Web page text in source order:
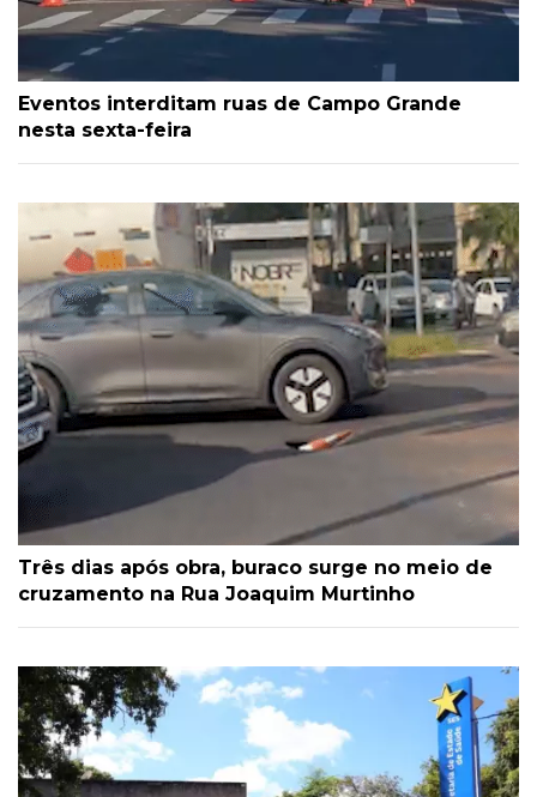
Eventos interditam ruas de Campo Grande
nesta sexta-feira
Três dias após obra, buraco surge no meio de
cruzamento na Rua Joaquim Murtinho